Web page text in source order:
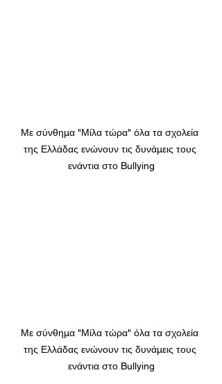
Με σύνθημα "Μίλα τώρα" όλα τα σχολεία
της Ελλάδας ενώνουν τις δυνάμεις τους
ενάντια στο Bullying
Με σύνθημα "Μίλα τώρα" όλα τα σχολεία
της Ελλάδας ενώνουν τις δυνάμεις τους
ενάντια στο Bullying